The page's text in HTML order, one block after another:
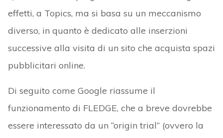
effetti, a Topics, ma si basa su un meccanismo
diverso, in quanto è dedicato alle inserzioni
successive alla visita di un sito che acquista spazi
pubblicitari online.
Di seguito come Google riassume il
funzionamento di FLEDGE, che a breve dovrebbe
essere interessato da un “origin trial” (ovvero la